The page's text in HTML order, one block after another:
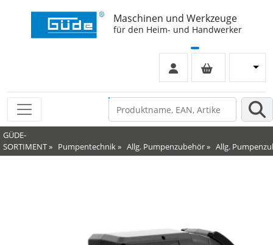
Maschinen und Werkzeuge
für den Heim- und Handwerker
GÜDE-
SORTIMENT» Pumpentechnik» Allg. Pumpenzubehör» Allg.